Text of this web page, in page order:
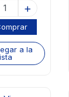
a la